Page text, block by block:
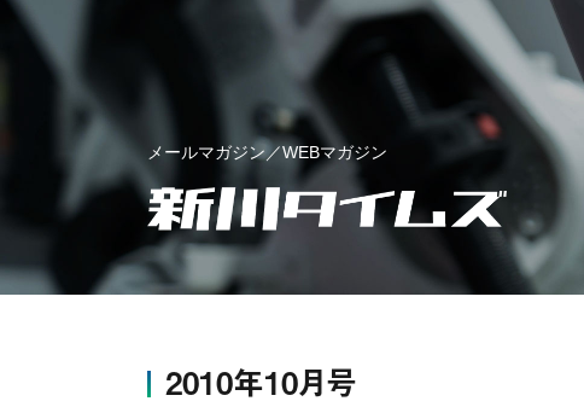
メールマガジン／WEBマガジン
2010年10月号